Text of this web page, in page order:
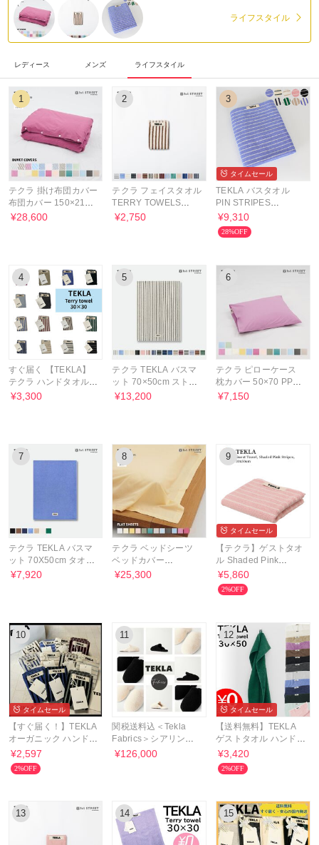
ライフスタイル
レディース メンズ ライフスタイル
1
テクラ 掛け布団カバー
布団カバー 150×210
シングル PPD
¥28,600
2
テクラ フェイスタオル
TERRY TOWELS
SRIPED 30×30
¥2,750
3
タイムセール
TEKLA バスタオル
PIN STRIPES
ORGANIC TERRY
TOWEL【国内配送】
¥9,310
28%OFF
4
すぐ届く 【TEKLA】
テクラ ハンドタオル
オーガニックコットン
¥3,300
5
テクラ TEKLA バスマ
ット 70×50cm ストラ
イプ タオル地
¥13,200
6
テクラ ピローケース
枕カバー 50×70 PPP
PERCALE PILLOW
¥7,150
7
テクラ TEKLA バスマ
ット 70X50cm タオル
地 プレゼント BM
¥7,920
8
テクラ ベッドシーツ
ベッドカバー
260×260 ダブル PPS
¥25,300
9
タイムセール
【テクラ】ゲストタオ
ル Shaded Pink
Stripes 30×50cm
¥5,860
2%OFF
10
タイムセール
【すぐ届く！】TEKLA
オーガニック ハンドタ
オル ストライプ
¥2,597
2%OFF
11
関税送料込＜Tekla
Fabrics＞シアリング
スリッパ
¥126,000
12
タイムセール
【送料無料】TEKLA
ゲストタオル ハンドタ
オル 30×50
¥3,420
2%OFF
13 14 15